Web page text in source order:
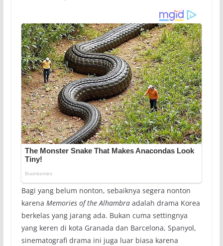
Bagi yang belum nonton, sebaiknya segera nonton
karena Memories of the Alhambraadalah drama Korea
berkelas yang jarang ada. Bukan cuma settingnya
yang keren di kota Granada dan Barcelona, Spanyol,
sinematografi drama ini juga luar biasa karena